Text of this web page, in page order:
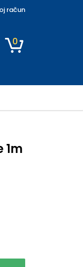
račun
0
1m